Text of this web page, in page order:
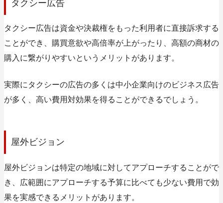
タクシー広告
タクシー広告は資金や決裁権をもった利用者に直接訴求する
ことができ、購買意欲や高倍率が上がったり、高額の商材の
購入に繋がりやすいというメリットがあります。
実際にタクシーの広告の多くは中小企業向けのビジネス広告
が多く、高い費用対効果を得ることができるでしょう。
屋外ビジョン
屋外ビジョンは特定の地域に対してアプローチすることがで
き、広範囲にアプローチする予算に比べても少ない費用で効
果を実感できるメリットがあります。